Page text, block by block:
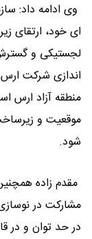
وی ادامه داد:
ای خود، ارتقای
لجستیکی و گسترش
‌اندازی شرکت
منطقه آزاد ارس
موقعیت و
شود.
مقدم ‌زاده
مشارکت در
در حد توان و در